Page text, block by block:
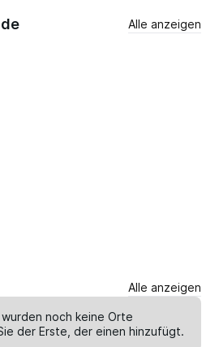
Alle anzeigen
Alle anzeigen
noch keine Orte
der Erste, der einenhinzufügt.